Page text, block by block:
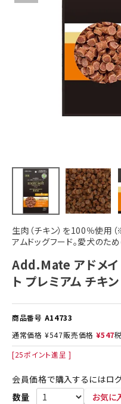
生肉（チキン）を100％使用
アムドッグフード。愛犬のた
Add.Mate アドメ
ト プレミアム チキ
商品番号 A14733
通常価格 ¥547販売価格 ¥547
[25ポイント進呈 ]
会員価格で購入するにはロ
お気に